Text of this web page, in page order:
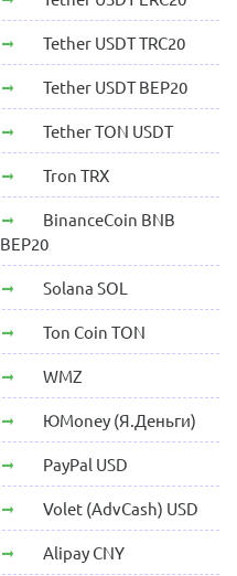
Tether USDT TRC20
Tether USDT BEP20
Tether TON USDT
Tron TRX
BinanceCoin BNB
BEP20
Solana SOL
Ton Coin TON
WMZ
ЮMoney (Я.Деньги)
PayPal USD
Volet (AdvCash) USD
Alipay CNY